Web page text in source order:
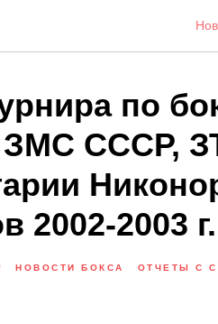
по
ЗМС СССР,
2002-2003
НОВОСТИ БОКСА ОТЧЕТЫ С